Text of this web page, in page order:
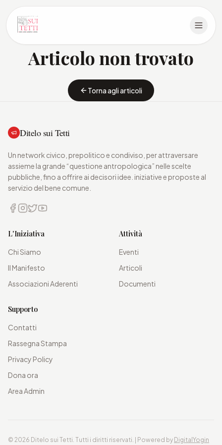
Articolo non trovato
Torna agli articoli
Ditelo sui Tetti
Un network civico, prepolitico e condiviso, per attraversare
assieme la grande “questione antropologica” nelle scelte
pubbliche, fino a offrire ai decisori idee. iniziative e proposte al
servizio del bene comune.
L'Iniziativa
Chi Siamo
Il Manifesto
Associazioni Aderenti
Attività
Eventi
Articoli
Documenti
Supporto
Contatti
Rassegna Stampa
Privacy Policy
Dona ora
Area Admin
© 2026 Ditelo sui Tetti. Tutti i diritti riservati. | Powered by DigitalYogin